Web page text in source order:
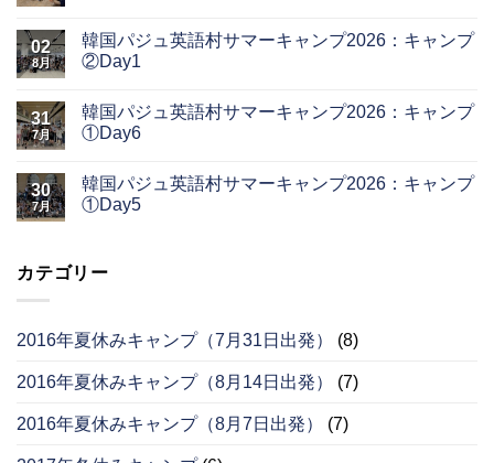
02
8月
韓国パジュ英語村サマーキャンプ2026：キャンプ
②Day1
31
7月
韓国パジュ英語村サマーキャンプ2026：キャンプ
①Day6
30
7月
韓国パジュ英語村サマーキャンプ2026：キャンプ
①Day5
カテゴリー
2016年夏休みキャンプ（7月31日出発） (8)
2016年夏休みキャンプ（8月14日出発） (7)
2016年夏休みキャンプ（8月7日出発） (7)